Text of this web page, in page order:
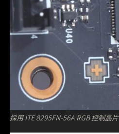
採用 ITE 8295FN-56A RGB 控制晶片